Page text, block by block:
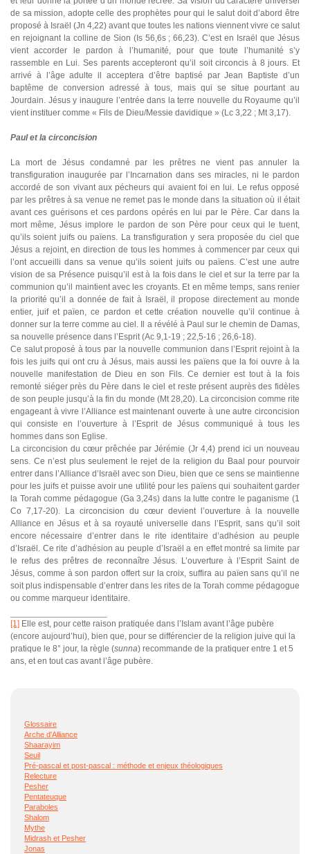
de sa mission, adopte celle des prophètes pour qui le salut doit d’abord être
proposé à Israël (Jn 4,22) avant que toutes les nations viennent vivre ce salut
en rejoignant la colline de Sion (Is 56,6s ; 66,23). C’est en Israël que Jésus
vient accorder le pardon à l’humanité, pour que toute l’humanité s’y
rassemble en Lui. Ses parents accepteront qu’il soit circoncis à 8 jours. Et
arrivé à l’âge adulte il acceptera d’être baptisé par Jean Baptiste d’un
baptême de conversion adressé à tous, mais qui se situe pourtant au
Jourdain. Jésus y inaugure l’entrée dans la terre nouvelle du Royaume qu’il
vient instituer comme « Fils de Dieu/Messie davidique » (Lc 3,22 ; Mt 3,17).
Paul et la circoncision
La mort de Jésus condamné par les prêtres ne vient pas annuler la
transfiguration inaugurée par l’Incarnation dans ses miracles, ni le pardon
accordé de son vivant aux pécheurs qui avaient foi en lui. Le refus opposé
par les prêtres à sa venue ne remet pas le monde dans la situation où il était
avant ces guérisons et ces pardons opérés en lui par le Père. Car dans la
mort même, Jésus implore le pardon de son Père pour ceux qui le tuent,
qu’ils soient juifs ou païens. La transfiguration y sera proposée du ciel que
Jésus a rejoint, en direction de tous les hommes à commencer par ceux qui
l’ont accueilli dans sa venue qu’ils soient juifs ou païens. C’est une autre
vision de sa Présence puisqu’il est à la fois dans le ciel et sur la terre par la
communion qu’il maintient avec les croyants. Et en même temps, sans renier
la priorité qu’il a donnée de fait à Israël, il propose directement au monde
entier, juif et païen, ce pardon et cette création nouvelle qu’il continue à
donner sur la terre comme au ciel. Il a révélé à Paul sur le chemin de Damas,
sa nouvelle présence dans l’Esprit (Ac 9,1-19 ; 22,5-16 ; 26,6-18).
Ce salut proposé à tous par la nouvelle communion dans l’Esprit rejoint à la
fois les juifs qui ont cru à Jésus, mais aussi les païens que la foi ouvre à la
nouvelle manifestation de Dieu en son Fils. Ce dernier est tout à la fois
remonté siéger près du Père dans le ciel et reste présent auprès des fidèles
de son peuple jusqu’à la fin du monde (Mt 28,20). La circoncision comme rite
engageant à vivre l’Alliance est maintenant ouverte à une autre circoncision
qui consiste en l’ouverture à l’Esprit de Jésus communiqué à tous les
hommes dans son Eglise.
La circoncision du cœur prêchée par Jérémie (Jr 4,4) prend ici un nouveau
sens. Ce n’est plus seulement le rejet de la religion du Baal pour pourvoir
entrer dans l’Alliance d’Israël avec son Dieu, bien que ce sens se maintienne
pour les juifs et puisse avoir une utilité pour les païens qui souhaitent garder
la Torah comme pédagogue (Ga 3,24s) dans la lutte contre le paganisme (1
Co 7,17-20). La circoncision du cœur devient l’ouverture à la nouvelle
Alliance en Jésus et à sa royauté universelle dans l’Esprit, sans qu’il soit
encore nécessaire d’entrer dans le rite identitaire d’adhésion au peuple
d’Israël. Ce rite d’adhésion au peuple d’Israël a en effet montré sa limite par
le refus des prêtres de reconnaître Jésus. L’ouverture à l’Esprit Saint de
Jésus, comme à son pardon offert sur la croix, suffira au païen sans qu’il ne
soit plus indispensable d’entrer dans les rites de la Torah comme pédagogue
ou comme marqueur identitaire.
[1] Elle est, pour cette raison pratiquée dans l’Islam avant l’âge pubère
(encore aujourd’hui), bien que, pour se différencier de la religion juive qui la
pratique le 8° jour, la règle (sunna) recommande de la pratiquer entre 1 et 5
ans, et en tout cas avant l’âge pubère.
Glossaire
Arche d'Alliance
Shaarayim
Seuil
Pré-pascal et post-pascal : méthode et enjeux théologiques
Relecture
Pesher
Pentateuque
Paraboles
Shalom
Mythe
Midrash et Pesher
Jonas